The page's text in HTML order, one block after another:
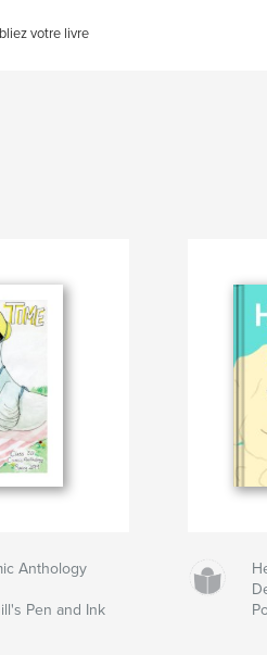
votre livre
Anthology
Pen and Ink